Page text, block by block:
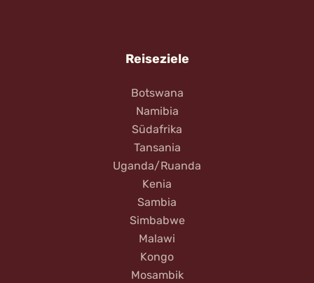
Reiseziele
Botswana
Namibia
Südafrika
Tansania
Uganda/Ruanda
Kenia
Sambia
Simbabwe
Malawi
Kongo
Mosambik